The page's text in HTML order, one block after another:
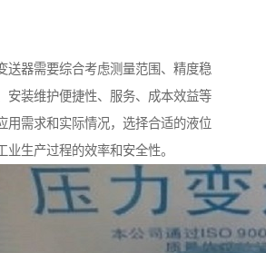
送器需要综合考虑测量范围、精度稳
安装维护便捷性、服务、成本效益等
用需求和实际情况，选择合适的液位
业生产过程的效率和安全性。